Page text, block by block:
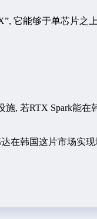
它能够于单芯片之
, 若RTX Spark能在
在韩国这片市场实